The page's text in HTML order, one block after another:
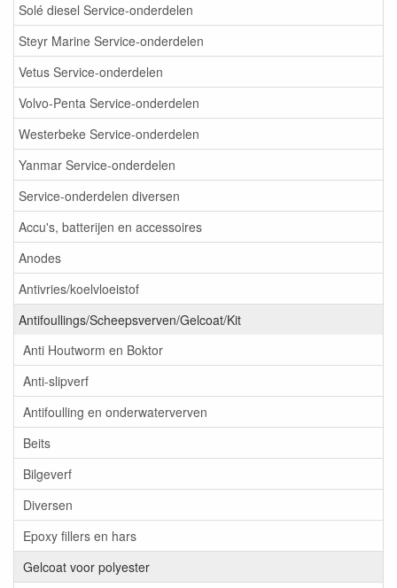
Solé diesel Service-onderdelen
Steyr Marine Service-onderdelen
Vetus Service-onderdelen
Volvo-Penta Service-onderdelen
Westerbeke Service-onderdelen
Yanmar Service-onderdelen
Service-onderdelen diversen
Accu's, batterijen en accessoires
Anodes
Antivries/koelvloeistof
Antifoullings/Scheepsverven/Gelcoat/Kit
Anti Houtworm en Boktor
Anti-slipverf
Antifoulling en onderwaterverven
Beits
Bilgeverf
Diversen
Epoxy fillers en hars
Gelcoat voor polyester